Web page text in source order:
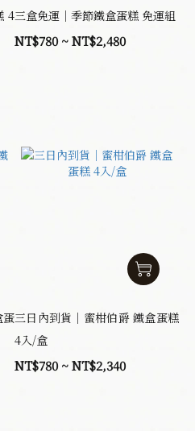
4三盒免運｜季節鐵盒蛋糕 免運組
NT$780 ~ NT$2,480
蛋三日內到貨｜蜜柑伯爵 鐵盒蛋糕
4入/盒
NT$780 ~ NT$2,340